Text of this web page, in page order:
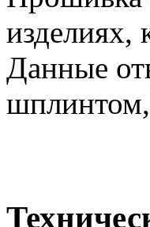
изделиях,
Данные
шплинтом,